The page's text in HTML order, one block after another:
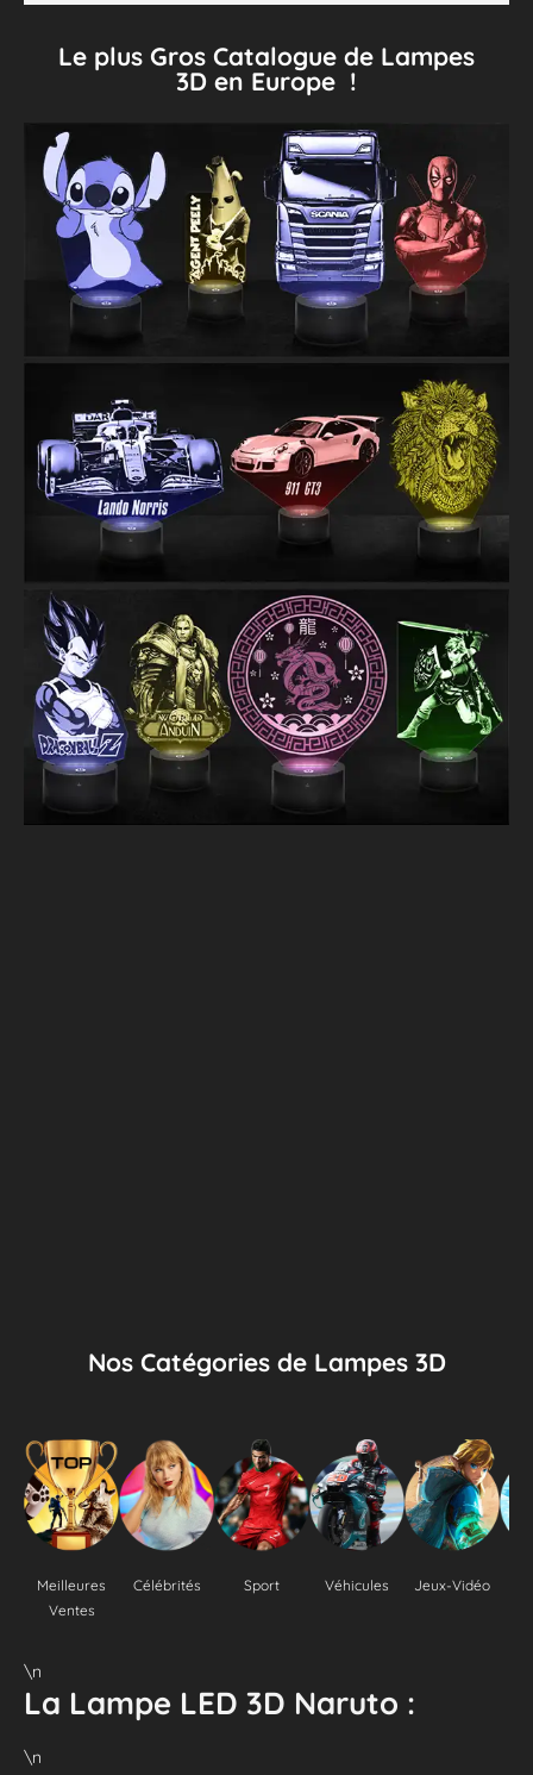
Le plus Gros Catalogue de Lampes
3D en Europe !
Nos Catégories de Lampes 3D
Meilleures
Ventes
Célébrités Sport Véhicules Jeux-Vidéo
\n
La Lampe LED 3D Naruto :
\n